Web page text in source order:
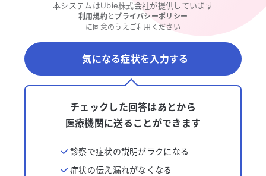
本システムはUbie株式会社が提供しています
利用規約と プライバシーポリシー
に同意のうえご利用ください
気になる症状を入力する
チェックした回答はあとから
医療機関に送ることができます
診察で症状の説明がラクになる
症状の伝え漏れがなくなる